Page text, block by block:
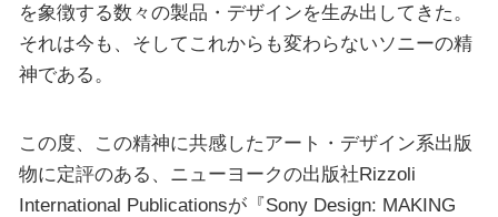
を象徴する数々の製品・デザインを生み出してきた。
それは今も、そしてこれからも変わらないソニーの精
神である。
この度、この精神に共感したアート・デザイン系出版
物に定評のある、ニューヨークの出版社Rizzoli
International Publicationsが『Sony Design: MAKING